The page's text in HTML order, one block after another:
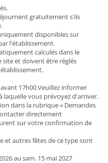
gratuitement s'ils
disponibles sur
l'établissement.
calculés dans le
et doivent être réglés
17h00.Veuillez informer
laquelle vous prévoyez d'arriver.
dans la rubrique « Demandes
directement
sur votre confirmation de
et autres fêtes de ce type sont
au sam. 15 mai 2027